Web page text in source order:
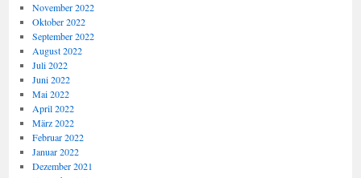
November 2022
Oktober 2022
September 2022
August 2022
Juli 2022
Juni 2022
Mai 2022
April 2022
März 2022
Februar 2022
Januar 2022
Dezember 2021